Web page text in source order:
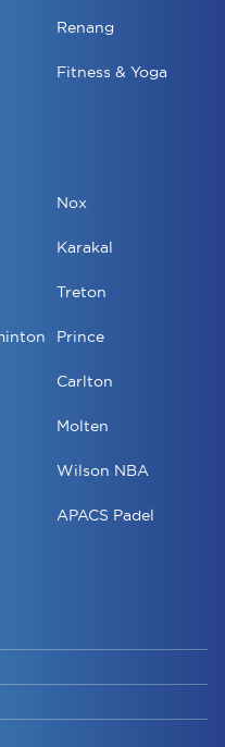
Renang
Fitness & Yoga
Nox
Karakal
Treton
Prince
Carlton
Molten
Wilson NBA
APACS Padel